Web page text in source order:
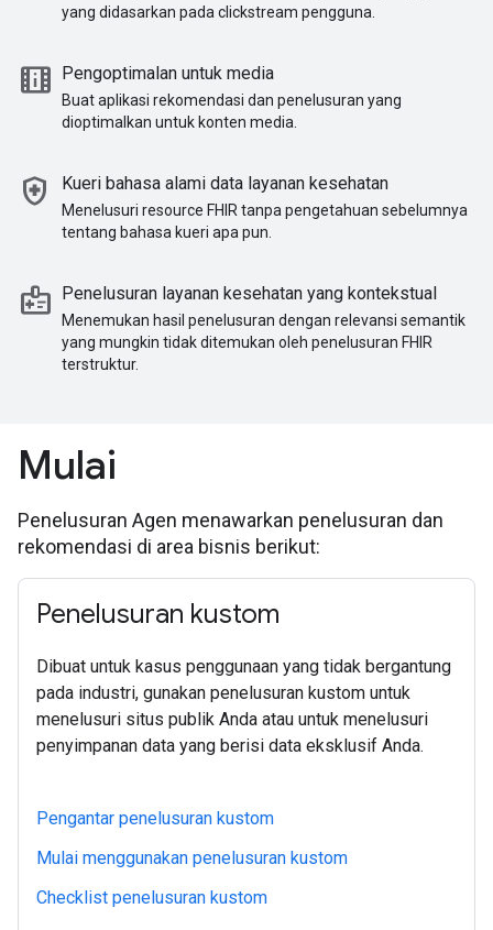
yang didasarkan pada clickstream pengguna.
movie_info Pengoptimalan untuk media
Buat aplikasi rekomendasi dan penelusuran yang
dioptimalkan untuk konten media.
health_and_safety Kueri bahasa alami data layanan kesehatan
Menelusuri resource FHIR tanpa pengetahuan sebelumnya
tentang bahasa kueri apa pun.
medical_information Penelusuran layanan kesehatan yang kontekstual
Menemukan hasil penelusuran dengan relevansi semantik
yang mungkin tidak ditemukan oleh penelusuran FHIR
terstruktur.
Mulai
Penelusuran Agen menawarkan penelusuran dan
rekomendasi di area bisnis berikut:
Penelusuran kustom
Dibuat untuk kasus penggunaan yang tidak bergantung
pada industri, gunakan penelusuran kustom untuk
menelusuri situs publik Anda atau untuk menelusuri
penyimpanan data yang berisi data eksklusif Anda.
Pengantar penelusuran kustom
Mulai menggunakan penelusuran kustom
Checklist penelusuran kustom